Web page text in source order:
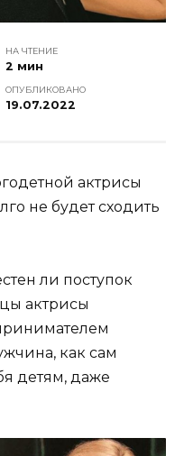
НА ЧТЕНИЕ
2 мин
ОПУБЛИКОВАНО
19.07.2022
актрисы
не будет сходить
ли поступок
актрисы
как сам
детям, даже